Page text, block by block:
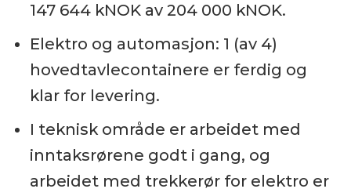
147 644 kNOK av 204 000 kNOK.
Elektro og automasjon: 1 (av 4)
hovedtavlecontainere er ferdig og
klar for levering.
I teknisk område er arbeidet med
inntaksrørene godt i gang, og
arbeidet med trekkerør for elektro er